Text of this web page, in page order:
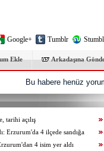
Google+ Tumblr
Ekle Arkadaşına
Bu habere henüz
tarihi açılış
Erzurum'da 4 ilçede sandığa
4 isim yer aldı